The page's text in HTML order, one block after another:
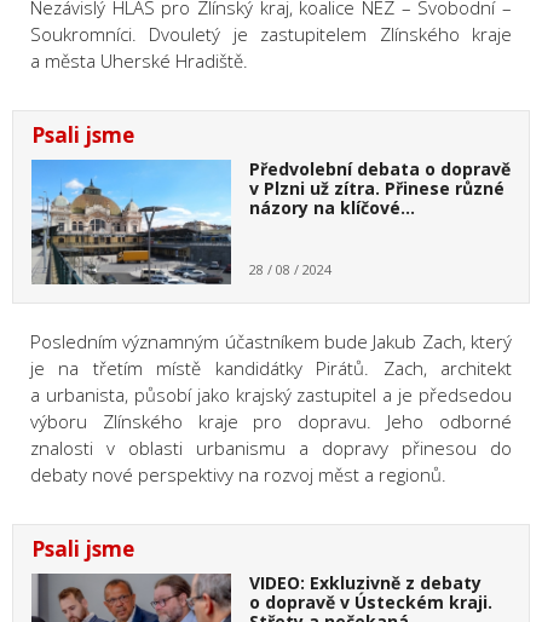
Nezávislý HLAS pro Zlínský kraj, koalice NEZ – Svobodní –
Soukromníci. Dvouletý je zastupitelem Zlínského kraje
a města Uherské Hradiště.
Psali jsme
Předvolební debata o dopravě
v Plzni už zítra. Přinese různé
názory na klíčové…
28 / 08 / 2024
Posledním významným účastníkem bude Jakub Zach, který
je na třetím místě kandidátky Pirátů. Zach, architekt
a urbanista, působí jako krajský zastupitel a je předsedou
výboru Zlínského kraje pro dopravu. Jeho odborné
znalosti v oblasti urbanismu a dopravy přinesou do
debaty nové perspektivy na rozvoj měst a regionů.
Psali jsme
VIDEO: Exkluzivně z debaty
o dopravě v Ústeckém kraji.